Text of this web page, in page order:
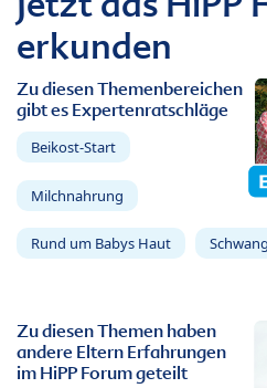
erkunden
Zu diesen Themenbereichen
gibt es Expertenratschläge
Beikost-Start
Milchnahrung
Rund um Babys Haut
Zu diesen Themen haben
andere Eltern Erfahrungen
im HiPP Forum geteilt